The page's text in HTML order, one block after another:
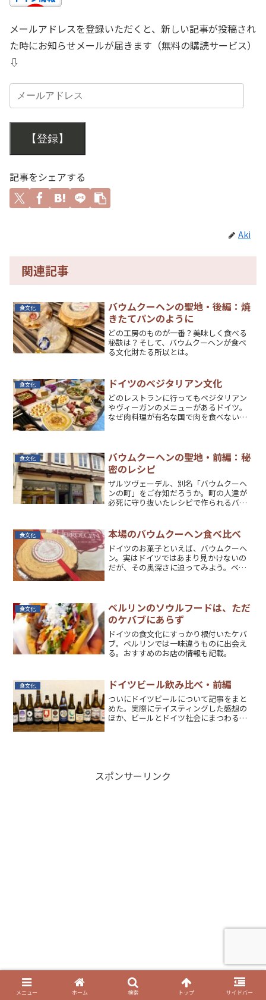
メールアドレスを登録いただくと、新しい記事が投稿され
た時にお知らせメールが届きます（無料の購読サービス）
⇩
【登録】
記事をシェアする
Aki
関連記事
食文化
バウムクーヘンの聖地・後編：焼
きたてパンのように
どの工房のものが一番？美味しく食べる
秘訣は？そして、バウムクーヘンが食べ
る文化財たる所以とは。
食文化 ドイツのベジタリアン文化
どのレストランに行ってもベジタリアン
やヴィーガンのメニューがあるドイツ。
なぜ肉料理が有名な国で肉を食べないの
食文化
バウムクーヘンの聖地・前編：秘
密のレシピ
ザルツヴェーデル、別名「バウムクーヘ
ンの町」をご存知だろうか。町の人達が
必死に守り抜いたレシピで作られるバウ
食文化 本場のバウムクーヘン食べ比べ
ドイツのお菓子といえば、バウムクーヘ
ン。実はドイツではあまり見かけないの
だが、その奥深さに迫ってみよう。ベル
食文化
ベルリンのソウルフードは、ただ
のケバブにあらず
ドイツの食文化にすっかり根付いたケバ
ブ。ベルリンでは一味違うものに出会え
る。おすすめのお店の情報も記載。
食文化 ドイツビール飲み比べ・前編
ついにドイツビールについて記事をまと
めた。実際にテイスティングした感想の
ほか、ビールとドイツ社会にまつわる豆
スポンサーリンク
メニュー ホーム 検索 トップ サイドバー